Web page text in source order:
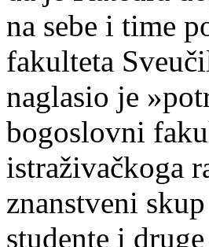
na sebe i time
fakulteta
naglasio je
bogoslovni
istraživačkoga
znanstveni
studente i